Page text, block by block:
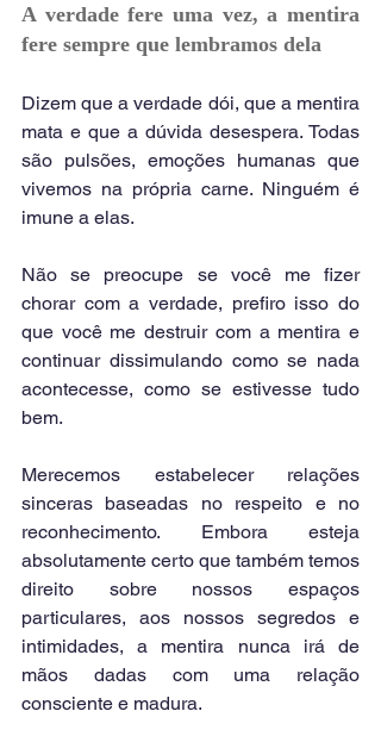
A verdade fere uma vez, a mentira
fere sempre que lembramos dela
Dizem que a verdade dói, que a mentira
mata e que a dúvida desespera. Todas
são pulsões, emoções humanas que
vivemos na própria carne. Ninguém é
imune a elas.
Não se preocupe se você me fizer
chorar com a verdade, prefiro isso do
que você me destruir com a mentira e
continuar dissimulando como se nada
acontecesse, como se estivesse tudo
bem.
Merecemos estabelecer relações
sinceras baseadas no respeito e no
reconhecimento. Embora esteja
absolutamente certo que também temos
direito sobre nossos espaços
particulares, aos nossos segredos e
intimidades, a mentira nunca irá de
mãos dadas com uma relação
consciente e madura.